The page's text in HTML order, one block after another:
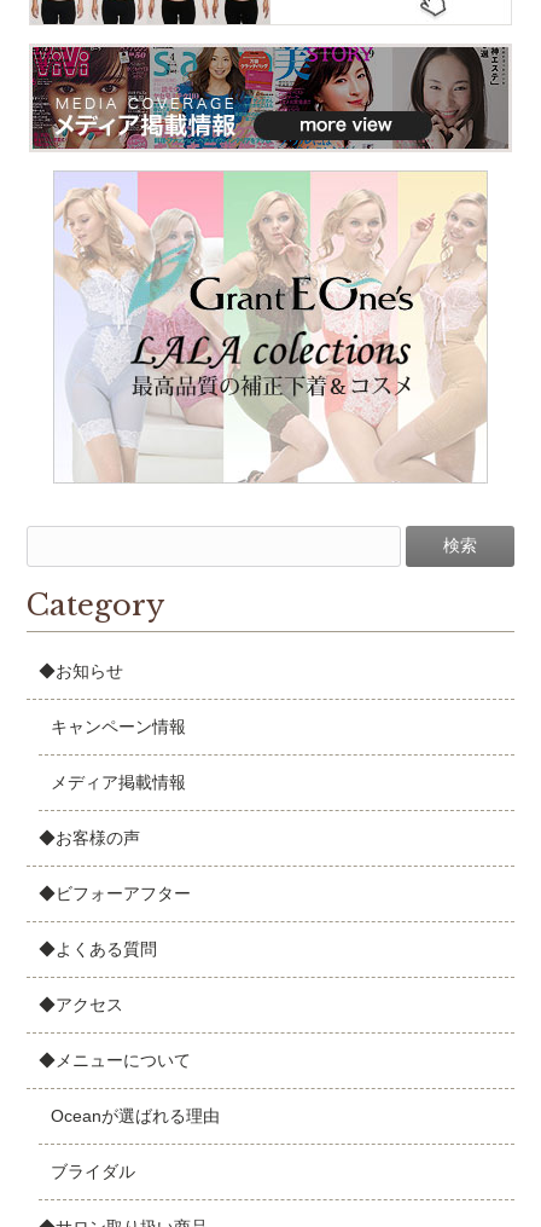
Category
◆お知らせ
キャンペーン情報
メディア掲載情報
◆お客様の声
◆ビフォーアフター
◆よくある質問
◆アクセス
◆メニューについて
Oceanが選ばれる理由
ブライダル